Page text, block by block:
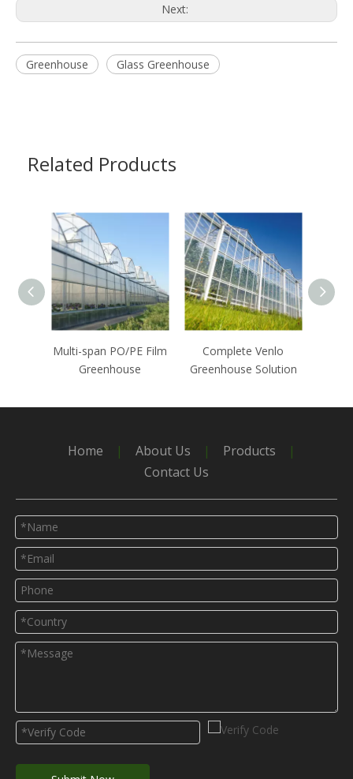
Next:
Greenhouse Glass Greenhouse
Related Products
Multi-span PO/PE Film
Greenhouse
Complete Venlo
Greenhouse Solution
Home | About Us | Products
|
Contact Us